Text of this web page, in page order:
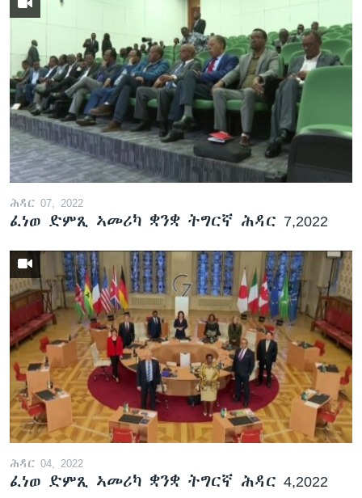
ሕዳር 07, 2022
ፈነወ ድምጺ ኣመሪካ ቋንቋ ትግርኛ ሕዳር 7,2022
ሕዳር 04, 2022
ፈነወ ድምጺ ኣመሪካ ቋንቋ ትግርኛ ሕዳር 4,2022